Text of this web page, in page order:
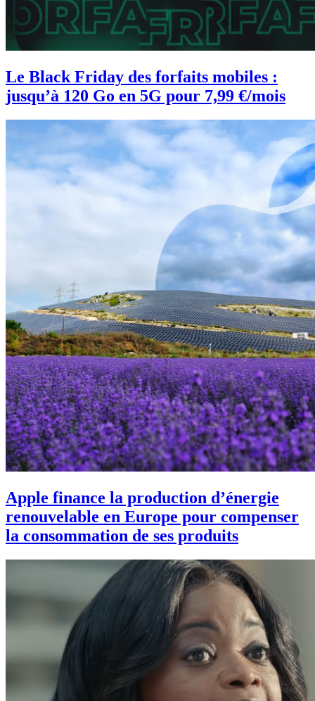
Le Black Friday des forfaits mobiles :
jusqu’à 120 Go en 5G pour 7,99 €/mois
Apple finance la production d’énergie
renouvelable en Europe pour compenser
la consommation de ses produits